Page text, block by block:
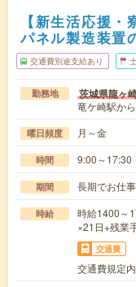
【新生活応援
パネル製造装置
交通費別途支給あり
勤務地 茨城県龍ヶ
竜ケ崎駅か
曜日頻度 月～金
時間 9:00～17:30
期間 長期でお仕
時給
時給1400～
×21日+残業
交通費
交通費規定